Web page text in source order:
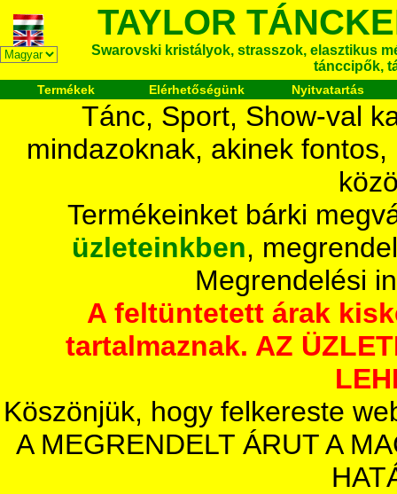
TAYLOR
Swarovski kristályok, strasszok, elasztikus
tánccipők,
Termékek Elérhetőségünk Nyitvatartás
Tánc, Sport, Show-val
mindazoknak, akinek
Termékeinket bárki
üzleteinkben,
Megrendelési
A feltüntetett árak
tartalmaznak. AZ
Köszönjük, hogy felkereste
A MEGRENDELT ÁRUT A